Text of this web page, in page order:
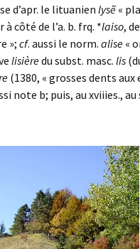
d’apr. le lituanien lysẽ «
à côté de l’a. b. frq. *laiso,
»; cf. aussi le norm. alise «
lisièredu subst. masc. lis
(1380, « grosses dents
note b; puis, au xviiies.,